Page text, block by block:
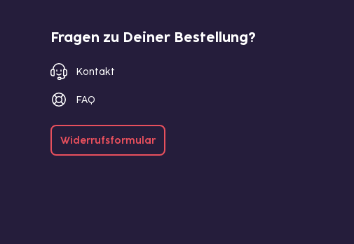
Fragen zu Deiner Bestellung?
Kontakt
FAQ
Widerrufsformular